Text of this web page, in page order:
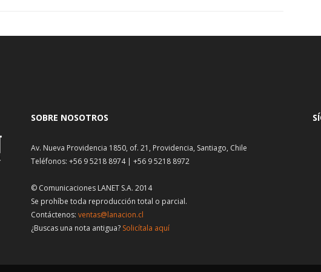
SOBRE NOSOTROS
Av. Nueva Providencia 1850, of. 21, Providencia, Santiago, Chile
Teléfonos: +56 9 5218 8974 | +56 9 5218 8972
© Comunicaciones LANET S.A. 2014
Se prohíbe toda reproducción total o parcial.
Contáctenos: ventas@lanacion.cl
¿Buscas una nota antigua? Solicítala aquí